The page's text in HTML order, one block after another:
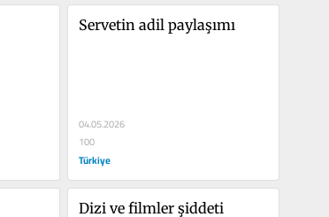
Servetin adil paylaşımı
04.05.2026
100
Türkiye
Dizi ve filmler şiddeti